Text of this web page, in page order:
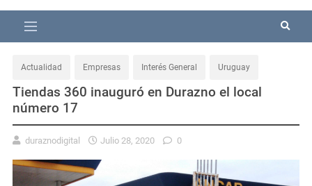
Actualidad Empresas Interés General Uruguay
Tiendas 360 inauguró en Durazno el local
número 17
duraznodigital Julio 28, 2020 0